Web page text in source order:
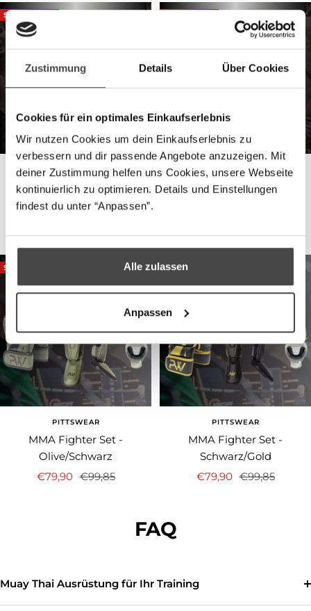
Zustimmung Details Über Cookies
Cookies für ein optimales Einkaufserlebnis
Wir nutzen Cookies um dein Einkaufserlebnis zu
verbessern und dir passende Angebote anzuzeigen. Mit
deiner Zustimmung helfen uns Cookies, unsere Webseite
kontinuierlich zu optimieren. Details und Einstellungen
findest du unter “Anpassen”.
Alle zulassen
Anpassen
SPARE €19,95
PITTSWEAR
MMA Sparring-Set -
Schwarz/Gold
PITTSWEAR
MMA Sparring-Set -
SPARE €19,95
PITTSWEAR
MMA Fighter Set -
Olive/Schwarz
Angebotspreis
€79,90 Regulärer
€99,85
SPARE €19,95
PITTSWEAR
MMA Fighter Set -
Schwarz/Gold
Angebotspreis
€79,90 Regulärer
€99,85
FAQ
Muay Thai Ausrüstung für Ihr Training